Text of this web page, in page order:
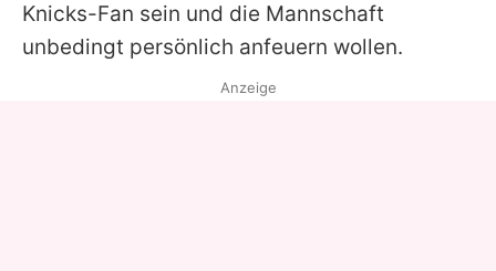
Knicks-Fan sein und die Mannschaft
unbedingt persönlich anfeuern wollen.
Anzeige